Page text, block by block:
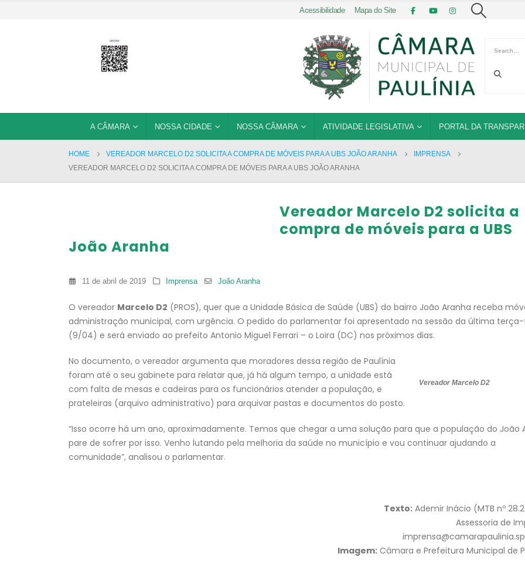
Acessibilidade| Mapa do Site
A CÂMARA NOSSA CIDADE NOSSA CÂMARA ATIVIDADE LEGISLATIVA PORTAL DA
HOME VEREADOR MARCELO D2 SOLICITA A COMPRA DE MÓVEIS PARA A UBS JOÃO ARANHA
IMPRENSA
VEREADOR MARCELO D2 SOLICITA A COMPRA DE MÓVEIS PARA A UBS JOÃO ARANHA
Vereador Marcelo D2 solicita a
compra de móveis para a UBS
João Aranha
11 de abril de 2019 Imprensa João Aranha
O vereador Marcelo D2 (PROS), quer que a Unidade Básica de Saúde (UBS) do bairro João Aranha receba
administração municipal, com urgência. O pedido do parlamentar foi apresentado na sessão da última
(9/04) e será enviado ao prefeito Antonio Miguel Ferrari – o Loira (DC) nos próximos dias.
Vereador Marcelo D2
No documento, o vereador argumenta que moradores dessa região de Paulínia
foram até o seu gabinete para relatar que, já há algum tempo, a unidade está
com falta de mesas e cadeiras para os funcionários atender a população, e
prateleiras (arquivo administrativo) para arquivar pastas e documentos do posto.
“Isso ocorre há um ano, aproximadamente. Temos que chegar a uma solução para que a população do João
pare de sofrer por isso. Venho lutando pela melhoria da saúde no município e vou continuar ajudando a
comunidade”, analisou o parlamentar.
Texto: Ademir Inácio (MTB nº
Assessoria de
Imagem: Câmara e Prefeitura Municipal de